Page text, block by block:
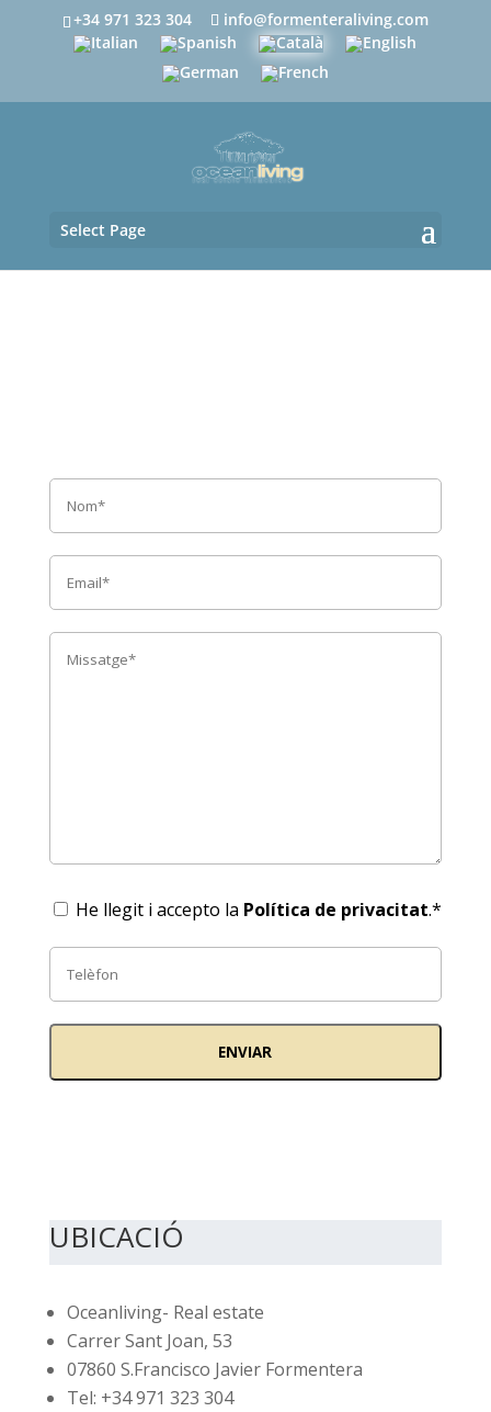
+34 971 323 304 info@formenteraliving.com
Select Page
He llegit i accepto la Política de privacitat.*
UBICACIÓ
Oceanliving- Real estate
Carrer Sant Joan, 53
07860 S.Francisco Javier Formentera
Tel: +34 971 323 304